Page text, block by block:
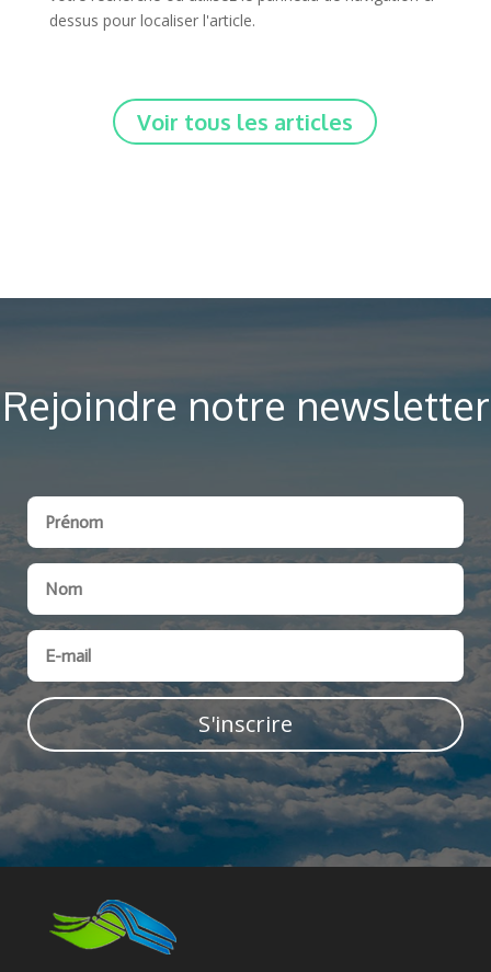
dessus pour localiser l'article.
Voir tous les articles
Rejoindre notre newsletter
S'inscrire